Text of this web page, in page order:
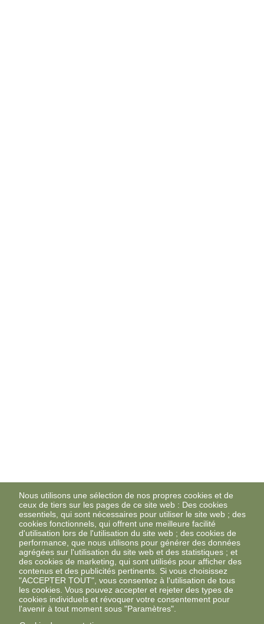
Nous utilisons une sélection de nos propres cookies et de
ceux de tiers sur les pages de ce site web : Des cookies
essentiels, qui sont nécessaires pour utiliser le site web ; des
cookies fonctionnels, qui offrent une meilleure facilité
d'utilisation lors de l'utilisation du site web ; des cookies de
performance, que nous utilisons pour générer des données
agrégées sur l'utilisation du site web et des statistiques ; et
des cookies de marketing, qui sont utilisés pour afficher des
contenus et des publicités pertinents. Si vous choisissez
"ACCEPTER TOUT", vous consentez à l'utilisation de tous
les cookies. Vous pouvez accepter et rejeter des types de
cookies individuels et révoquer votre consentement pour
l'avenir à tout moment sous "Paramètres".